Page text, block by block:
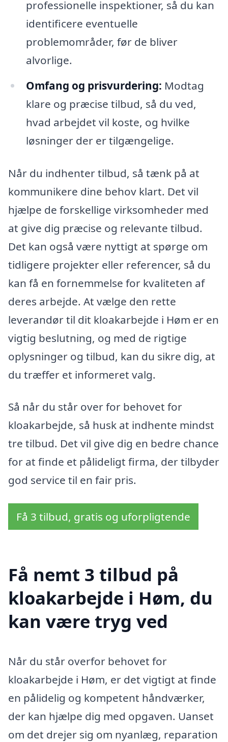
professionelle inspektioner, så du kan
identificere eventuelle
problemområder, før de bliver
alvorlige.
Omfang og prisvurdering: Modtag
klare og præcise tilbud, så du ved,
hvad arbejdet vil koste, og hvilke
løsninger der er tilgængelige.
Når du indhenter tilbud, så tænk på at
kommunikere dine behov klart. Det vil
hjælpe de forskellige virksomheder med
at give dig præcise og relevante tilbud.
Det kan også være nyttigt at spørge om
tidligere projekter eller referencer, så du
kan få en fornemmelse for kvaliteten af
deres arbejde. At vælge den rette
leverandør til dit kloakarbejde i Høm er en
vigtig beslutning, og med de rigtige
oplysninger og tilbud, kan du sikre dig, at
du træffer et informeret valg.
Så når du står over for behovet for
kloakarbejde, så husk at indhente mindst
tre tilbud. Det vil give dig en bedre chance
for at finde et pålideligt firma, der tilbyder
god service til en fair pris.
Få 3 tilbud, gratis og uforpligtende
Få nemt 3 tilbud på
kloakarbejde i Høm, du
kan være tryg ved
Når du står overfor behovet for
kloakarbejde i Høm, er det vigtigt at finde
en pålidelig og kompetent håndværker,
der kan hjælpe dig med opgaven. Uanset
om det drejer sig om nyanlæg, reparation